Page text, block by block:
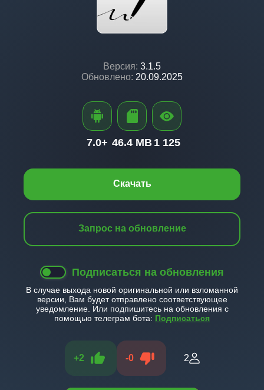
Версия: 3.1.5
Обновлено: 20.09.2025
Скачать
Запрос на обновление
Подписаться на обновления
В случае выхода новой оригинальной или взломанной
версии, Вам будет отправлено соответствующее
уведомление. Или подпишитесь на обновления с
помощью телеграм бота: Подписаться
+2 -0 2
7.0+ 46.4 MB 1 125